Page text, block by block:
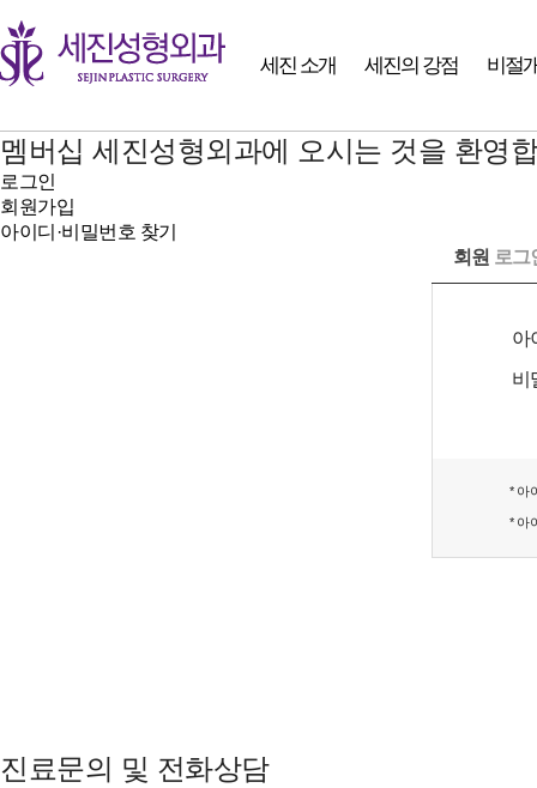
세진 소개 세진의 강점 비절
멤버십 세진성형외과에 오시는 것을 환영
로그인
회원가입
아이디·비밀번호 찾기
회원 로그
아
비
* 아
* 아
진료문의 및 전화상담